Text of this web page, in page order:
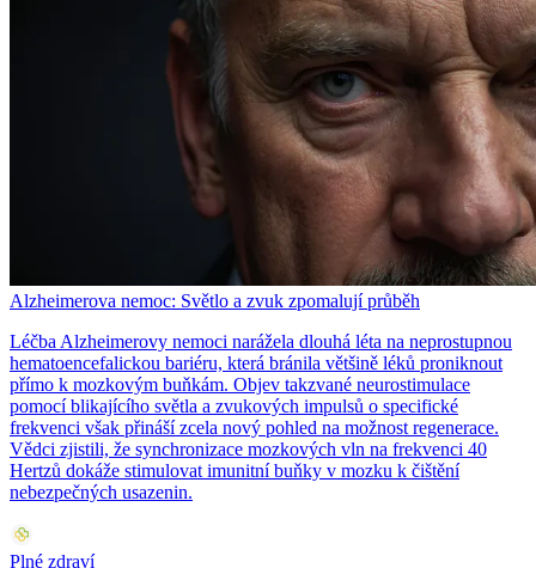
Alzheimerova nemoc: Světlo a zvuk zpomalují průběh
Léčba Alzheimerovy nemoci narážela dlouhá léta na neprostupnou
hematoencefalickou bariéru, která bránila většině léků proniknout
přímo k mozkovým buňkám. Objev takzvané neurostimulace
pomocí blikajícího světla a zvukových impulsů o specifické
frekvenci však přináší zcela nový pohled na možnost regenerace.
Vědci zjistili, že synchronizace mozkových vln na frekvenci 40
Hertzů dokáže stimulovat imunitní buňky v mozku k čištění
nebezpečných usazenin.
Plné zdraví